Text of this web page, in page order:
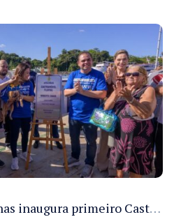
Governo do Amazonas inaugura primeiro Castramóvel Fluvial para atendimento veterinário às comunidades ribeirinhas e castração gratuita